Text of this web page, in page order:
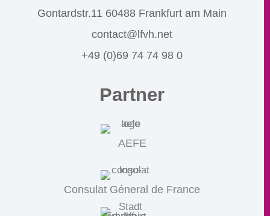
Gontardstr.11 60488 Frankfurt am Main
contact@lfvh.net
+49 (0)69 74 74 98 0
Partner
AEFE
Consulat Géneral de France